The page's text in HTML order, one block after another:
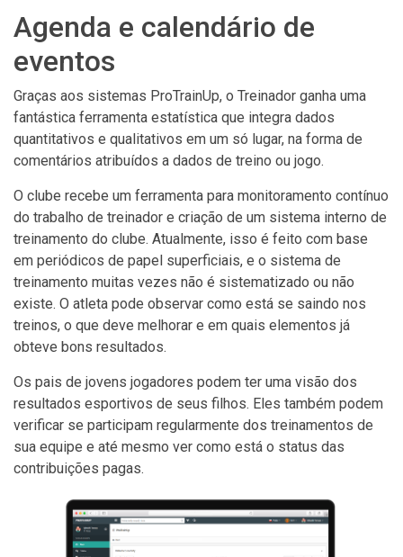
Agenda e calendário de
eventos
Graças aos sistemas ProTrainUp, o Treinador ganha uma
fantástica ferramenta estatística que integra dados
quantitativos e qualitativos em um só lugar, na forma de
comentários atribuídos a dados de treino ou jogo.
O clube recebe um ferramenta para monitoramento contínuo
do trabalho de treinador e criação de um sistema interno de
treinamento do clube. Atualmente, isso é feito com base
em periódicos de papel superficiais, e o sistema de
treinamento muitas vezes não é sistematizado ou não
existe. O atleta pode observar como está se saindo nos
treinos, o que deve melhorar e em quais elementos já
obteve bons resultados.
Os pais de jovens jogadores podem ter uma visão dos
resultados esportivos de seus filhos. Eles também podem
verificar se participam regularmente dos treinamentos de
sua equipe e até mesmo ver como está o status das
contribuições pagas.